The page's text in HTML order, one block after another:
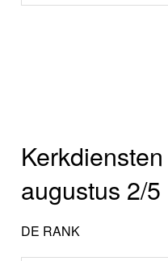
augustus 2/5
DE RANK